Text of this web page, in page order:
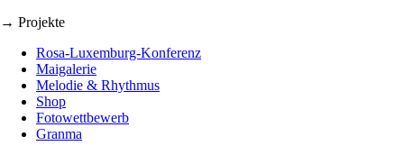
→ Projekte
Rosa-Luxemburg-Konferenz
Maigalerie
Melodie & Rhythmus
Shop
Fotowettbewerb
Granma